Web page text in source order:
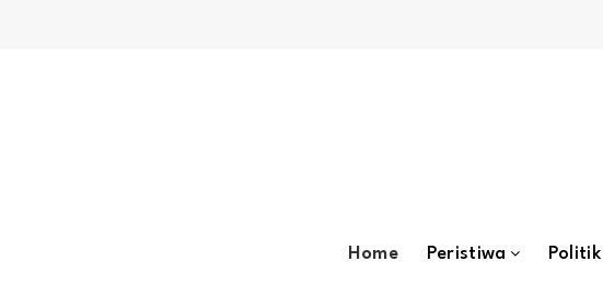
Home Peristiwa Politik